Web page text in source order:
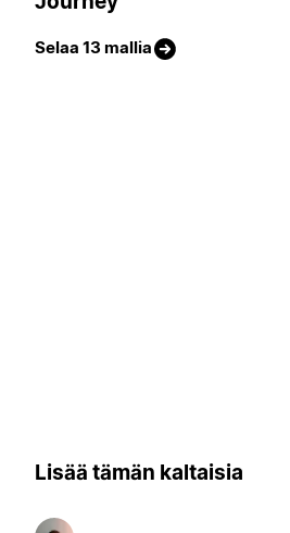
Selaa 13 mallia
Lisää tämän kaltaisia